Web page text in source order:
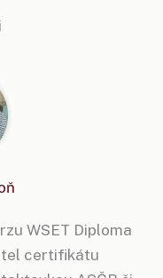
WSET Diploma
certifikátu